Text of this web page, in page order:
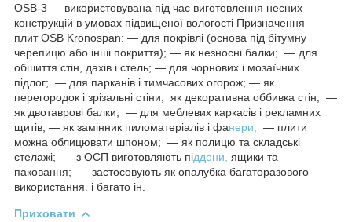
OSB-3 — використовувана під час виготовлення несних
конструкцій в умовах підвищеної вологості Призначення
плит OSB Kronospan: ― для покрівлі (основа під бітумну
черепицю або інші покриття); ― як незносні балки; ― для
обшиття стін, дахів і стель; ― для чорнових і мозаїчних
підлог; ― для парканів і тимчасових огорож; ― як
перегородок і зрізальні стіни; як декоративна оббивка стін; ―
як двотаврові балки; ― для меблевих каркасів і рекламних
щитів; ― як замінник пиломатеріалів і фанери; ― плити
можна облицювати шпоном; ― як полицю та складські
стелажі; ― з ОСП виготовляють піддони, ящики та
паковання; ― застосовують як опалубка багаторазового
використання. і багато ін.
Приховати